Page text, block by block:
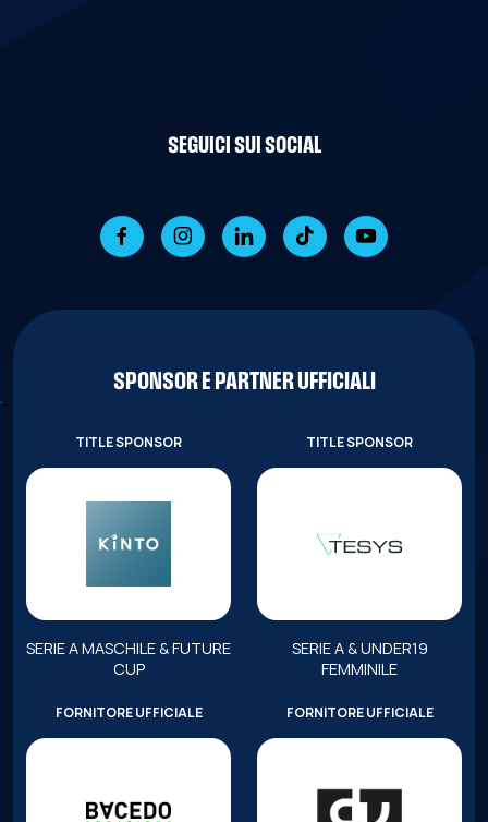
SEGUICI SUI SOCIAL
SPONSOR E PARTNER UFFICIALI
TITLE SPONSOR
SERIE A MASCHILE & FUTURE
CUP
TITLE SPONSOR
SERIE A & UNDER19
FEMMINILE
FORNITORE UFFICIALE FORNITORE UFFICIALE